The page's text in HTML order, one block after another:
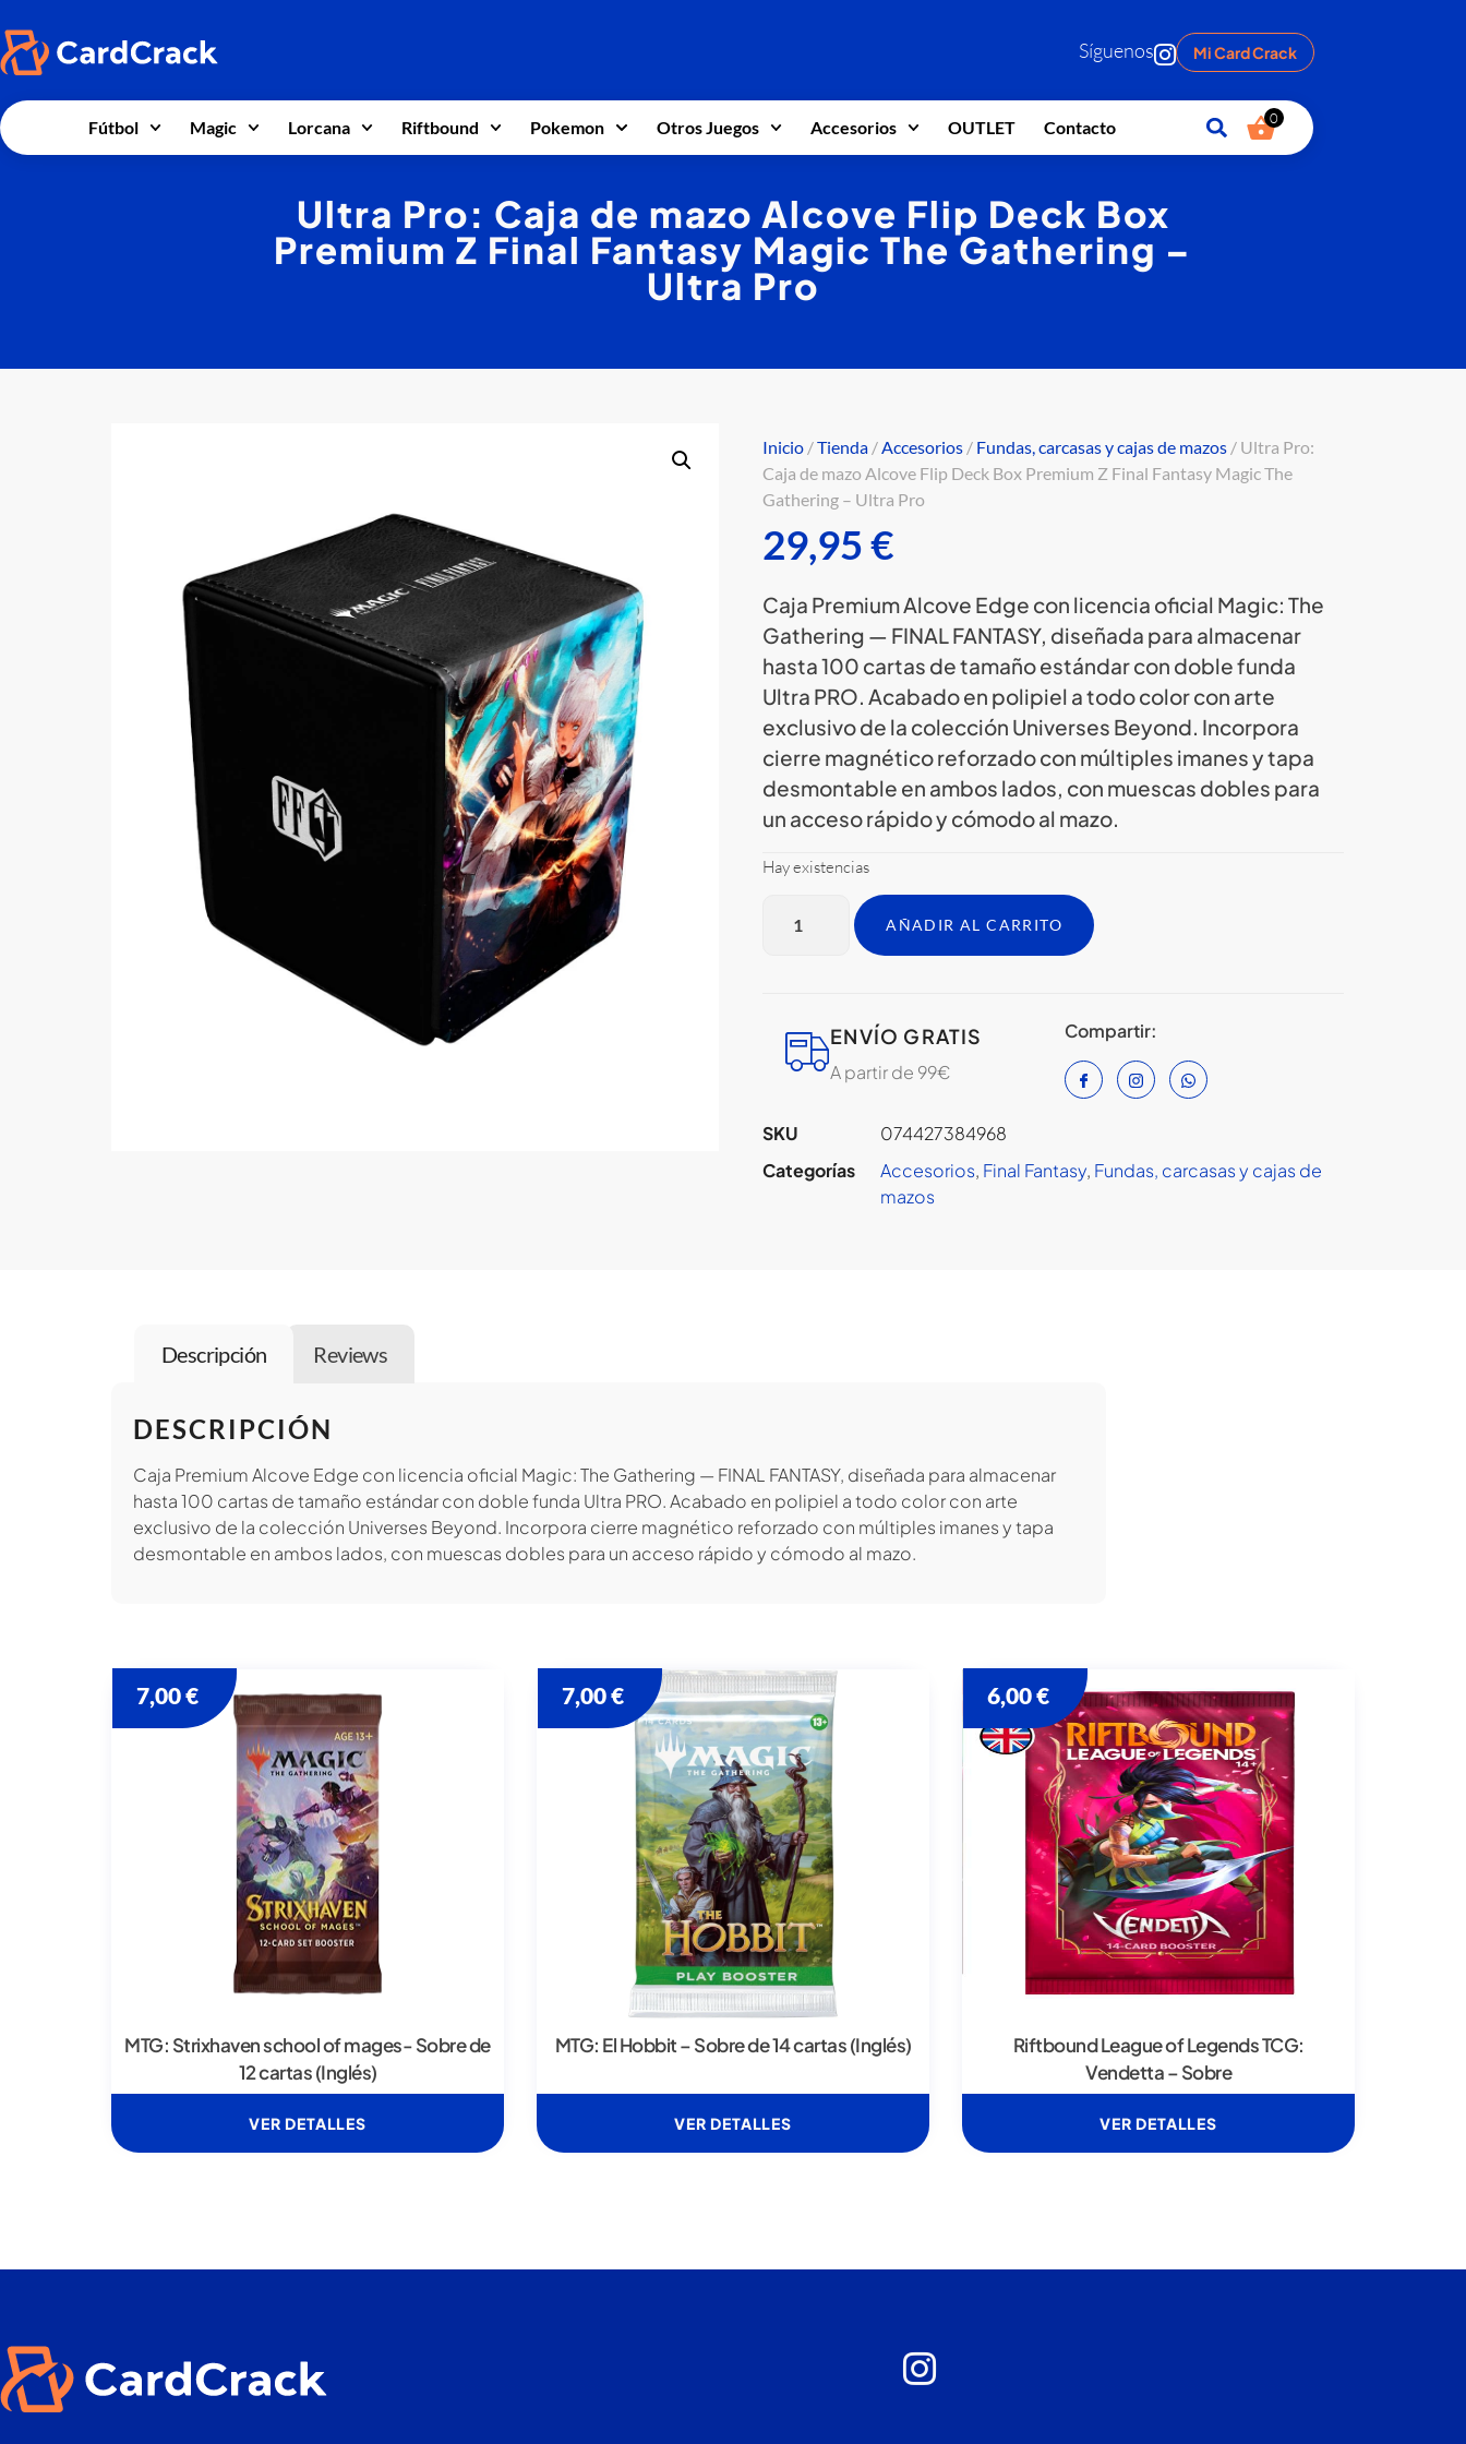
Síguenos Mi Card Crack
Fútbol Magic Lorcana Riftbound Pokemon Otros Juegos Accesorios OUTLET Contacto 0
Ultra Pro: Caja de mazo Alcove Flip Deck Box
Premium Z Final Fantasy Magic The Gathering –
Ultra Pro
Inicio /Tienda /Accesorios / Fundas, carcasas y cajas de mazos / Ultra Pro:
Caja de mazo Alcove Flip Deck Box Premium Z Final Fantasy Magic The
Gathering – Ultra Pro
29,95€
Caja Premium Alcove Edge con licencia oficial Magic: The
Gathering — FINAL FANTASY, diseñada para almacenar
hasta 100 cartas de tamaño estándar con doble funda
Ultra PRO. Acabado en polipiel a todo color con arte
exclusivo de la colección Universes Beyond. Incorpora
cierre magnético reforzado con múltiples imanes y tapa
desmontable en ambos lados, con muescas dobles para
un acceso rápido y cómodo al mazo.
Hay existencias
AÑADIR AL CARRITO
ENVÍO GRATIS
A partir de 99€
Compartir:
SKU
074427384968
Categorías
Accesorios, Final Fantasy, Fundas, carcasas y cajas de
mazos
Descripción Reviews
DESCRIPCIÓN
Caja Premium Alcove Edge con licencia oficial Magic: The Gathering — FINAL FANTASY, diseñada para almacenar
hasta 100 cartas de tamaño estándar con doble funda Ultra PRO. Acabado en polipiel a todo color con arte
exclusivo de la colección Universes Beyond. Incorpora cierre magnético reforzado con múltiples imanes y tapa
desmontable en ambos lados, con muescas dobles para un acceso rápido y cómodo al mazo.
7,00€
MTG: Strixhaven school of mages- Sobre de
12 cartas (Inglés)
VER DETALLES
7,00€
MTG: El Hobbit – Sobre de 14 cartas (Inglés)
VER DETALLES
6,00€
Riftbound League of Legends TCG:
Vendetta – Sobre
VER DETALLES